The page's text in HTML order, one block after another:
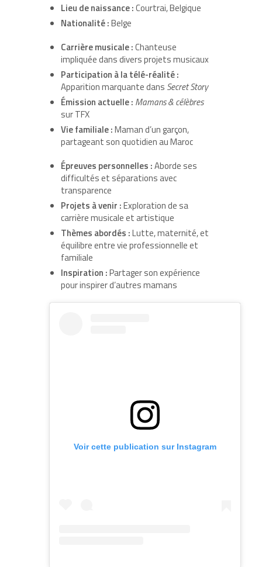
Lieu de naissance :Courtrai, Belgique
Nationalité :Belge
Carrière musicale :Chanteuse
impliquée dans divers projets musicaux
Participation à la télé-réalité :
Apparition marquante dans Secret Story
Émission actuelle : Mamans & célèbres
sur TFX
Vie familiale :Maman d’un garçon,
partageant son quotidien au Maroc
Épreuves personnelles :Aborde ses
difficultés et séparations avec
transparence
Projets à venir :Exploration de sa
carrière musicale et artistique
Thèmes abordés :Lutte, maternité, et
équilibre entre vie professionnelle et
familiale
Inspiration :Partager son expérience
pour inspirer d’autres mamans
Voir cette publication sur Instagram